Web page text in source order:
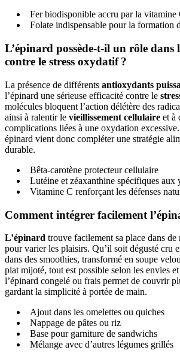
Fer biodisponible accru par la vitamine
Folate indispensable pour la formation
L’épinard possède-t-il un rôle dans
contre le stress oxydatif ?
La présence de différents antioxydants
l’épinard une sérieuse efficacité contre le
molécules bloquent l’action délétère des
ainsi à ralentir le vieillissement cellulaire et à
complications liées à une oxydation
épinard vient donc compléter une stratégie
durable.
Bêta-carotène protecteur cellulaire
Lutéine et zéaxanthine spécifiques aux
Vitamine C renforçant les défenses
Comment intégrer facilement
L’épinard trouve facilement sa place dans de
pour varier les plaisirs. Qu’il soit dégusté cru
dans des smoothies, transformé en soupe
plat mijoté, tout est possible selon les envies
l’épinard congelé ou frais permet de couvrir
gardant la simplicité à portée de main.
Ajout dans les omelettes ou quiches
Nappage de pâtes ou riz
Base pour garniture de sandwichs
Mélange avec d’autres légumes grillés